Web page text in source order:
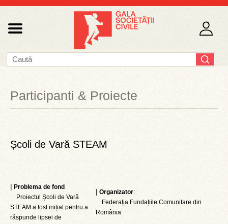
Participanti & Proiecte
Școli de Vară STEAM
| Organizator:
Federația Fundațiile Comunitare din
România
| Problema de fond
Proiectul Școli de Vară
STEAM a fost inițiat pentru a
răspunde lipsei de